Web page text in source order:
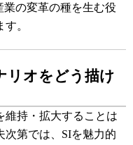
業の変革の種を生む役
。
リオをどう描け
維持・拡大することは
次第では、SIを魅力的